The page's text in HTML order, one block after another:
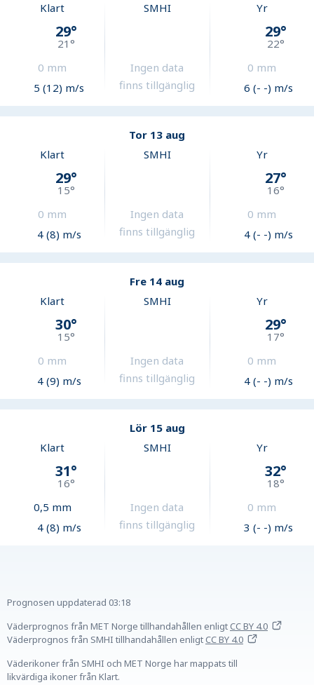
Klart
29°
21°
0 mm
5 (12) m/s
SMHI
Ingen data
finns tillgänglig
Yr
29°
22°
0 mm
6 (- -) m/s
Tor 13 aug
Klart
29°
15°
0 mm
4 (8) m/s
SMHI
Ingen data
finns tillgänglig
Yr
27°
16°
0 mm
4 (- -) m/s
Fre 14 aug
Klart
30°
15°
0 mm
4 (9) m/s
SMHI
Ingen data
finns tillgänglig
Yr
29°
17°
0 mm
4 (- -) m/s
Lör 15 aug
Klart
31°
16°
0,5 mm
4 (8) m/s
SMHI
Ingen data
finns tillgänglig
Yr
32°
18°
0 mm
3 (- -) m/s
Prognosen uppdaterad 03:18
Väderprognos från MET Norge tillhandahållen enligtCC BY 4.0
Väderprognos från SMHI tillhandahållen enligtCC BY 4.0
Väderikoner från SMHI och MET Norge har mappats till
likvärdiga ikoner från Klart.